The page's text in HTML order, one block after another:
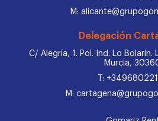
M:
Delegación
C/ Alegría, 1. Pol. Ind. Lo Bolarín.
Murcia,
T:
M: